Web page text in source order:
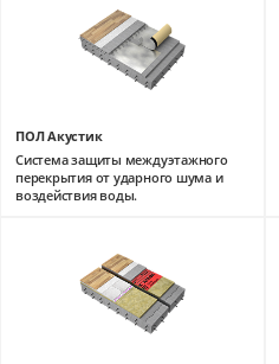
ПОЛ Акустик
Система защиты междуэтажного
перекрытия от ударного шума и
воздействия воды.